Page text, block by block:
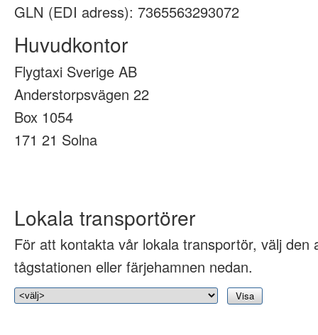
GLN (EDI adress): 7365563293072
Huvudkontor
Flygtaxi Sverige AB
Anderstorpsvägen 22
Box 1054
171 21 Solna
Lokala transportörer
För att kontakta vår lokala transportör, välj den
tågstationen eller färjehamnen nedan.
Visa